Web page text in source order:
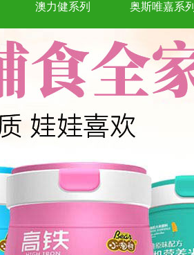
澳力健系列 奥斯唯嘉系列